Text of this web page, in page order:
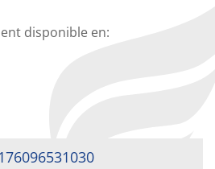
disponible en: